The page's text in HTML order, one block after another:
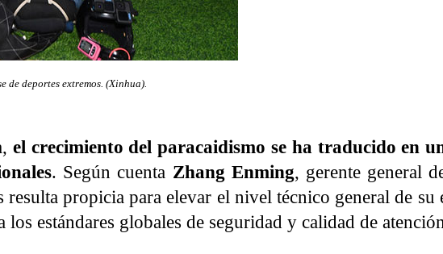
deportes extremos. (Xinhua).
el crecimiento del paracaidismo se ha traducido en
. Según cuenta Zhang Enming, gerente general
propicia para elevar el nivel técnico general de su
estándares globales de seguridad y calidad de